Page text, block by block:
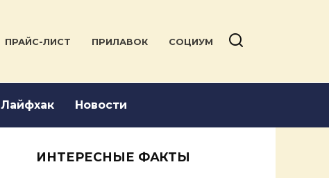
ПРАЙС-ЛИСТ ПРИЛАВОК СОЦИУМ
Лайфхак Новости
ИНТЕРЕСНЫЕ ФАКТЫ